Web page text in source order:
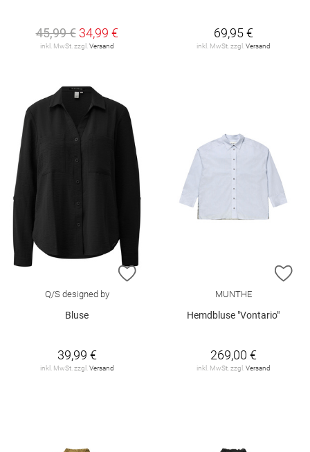
45,99 € 34,99 €
inkl. MwSt. zzgl.Versand
69,95 €
inkl. MwSt. zzgl.Versand
ZUR WUNSCHLISTE HINZUFÜGEN
Q/S designed by
Bluse
39,99 €
inkl. MwSt. zzgl. Versand
MUNTHE
Hemdbluse "Vontario"
269,00 €
inkl. MwSt. zzgl. Versand